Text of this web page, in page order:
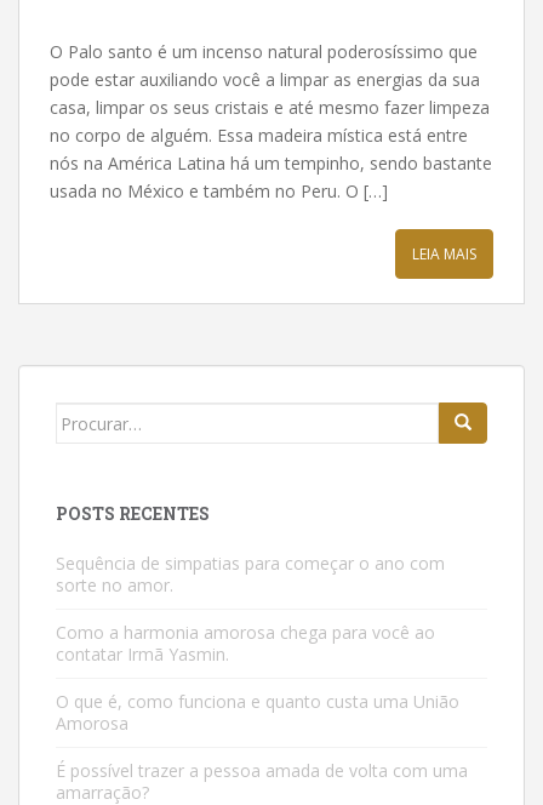
O Palo santo é um incenso natural poderosíssimo que
pode estar auxiliando você a limpar as energias da sua
casa, limpar os seus cristais e até mesmo fazer limpeza
no corpo de alguém. Essa madeira mística está entre
nós na América Latina há um tempinho, sendo bastante
usada no México e também no Peru. O […]
LEIA MAIS
Buscar:
POSTS RECENTES
Sequência de simpatias para começar o ano com
sorte no amor.
Como a harmonia amorosa chega para você ao
contatar Irmã Yasmin.
O que é, como funciona e quanto custa uma União
Amorosa
É possível trazer a pessoa amada de volta com uma
amarração?